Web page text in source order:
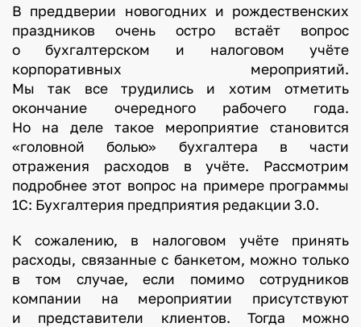
В преддверии новогодних и рождественских
праздников очень остро встаёт вопрос
о бухгалтерском и налоговом учёте
корпоративных мероприятий.
Мы так все трудились и хотим отметить
окончание очередного рабочего года.
Но на деле такое мероприятие становится
«головной болью» бухгалтера в части
отражения расходов в учёте. Рассмотрим
подробнее этот вопрос на примере программы
1С: Бухгалтерия предприятия редакции 3.0.
К сожалению, в налоговом учёте принять
расходы, связанные с банкетом, можно только
в том случае, если помимо сотрудников
компании на мероприятии присутствуют
и представители клиентов. Тогда можно